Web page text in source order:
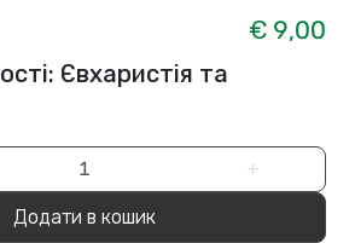
€ 9,00
Євхаристія та
+
Додати в кошик